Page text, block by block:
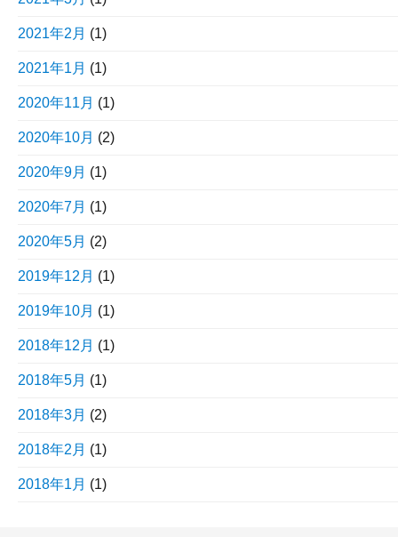
2021年2月 (1)
2021年1月 (1)
2020年11月 (1)
2020年10月 (2)
2020年9月 (1)
2020年7月 (1)
2020年5月 (2)
2019年12月 (1)
2019年10月 (1)
2018年12月 (1)
2018年5月 (1)
2018年3月 (2)
2018年2月 (1)
2018年1月 (1)